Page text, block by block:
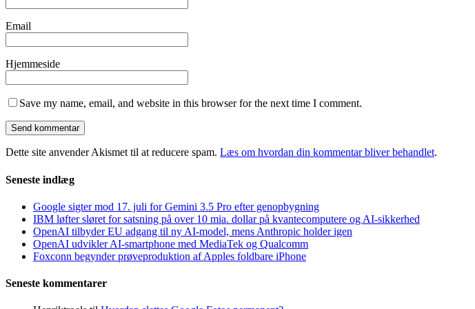
Email
Hjemmeside
Save my name, email, and website in this browser for the next time I comment.
Dette site anvender Akismet til at reducere spam. Læs om hvordan din kommentar bliver behandlet.
Seneste indlæg
Google sigter mod 17. juli for Gemini 3.5 Pro efter genopbygning
IBM løfter sløret for satsning på over 10 mia. dollar på kvantecomputere og AI-sikkerhed
OpenAI tilbyder EU adgang til ny AI-model, mens Anthropic holder igen
OpenAI udvikler AI-smartphone med MediaTek og Qualcomm
Foxconn begynder prøveproduktion af Apples foldbare iPhone
Seneste kommentarer